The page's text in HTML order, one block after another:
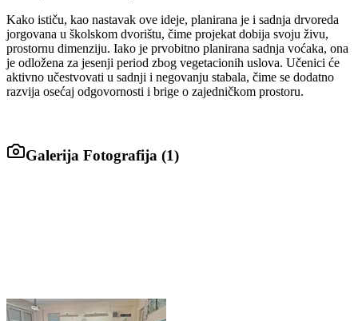
Kako ističu, kao nastavak ove ideje, planirana je i sadnja drvoreda
jorgovana u školskom dvorištu, čime projekat dobija svoju živu,
prostornu dimenziju. Iako je prvobitno planirana sadnja voćaka, ona
je odložena za jesenji period zbog vegetacionih uslova. Učenici će
aktivno učestvovati u sadnji i negovanju stabala, čime se dodatno
razvija osećaj odgovornosti i brige o zajedničkom prostoru.
Galerija Fotografija (1)